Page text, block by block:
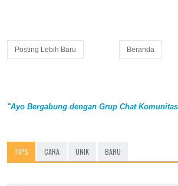
Posting Lebih Baru Beranda
"Ayo Bergabung dengan Grup Chat
TIPS CARA UNIK BARU